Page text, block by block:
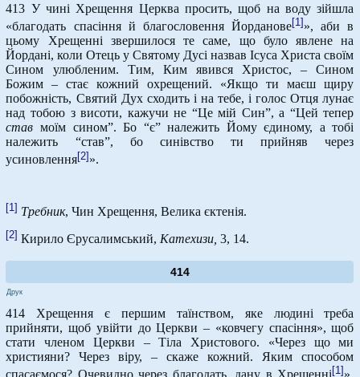
413 У чині Хрещення Церква просить, щоб на воду зійшла
«благодать спасіння й благословення Йорданове[1] », аби в
цьому Хрещенні звершилося те саме, що було явлене на
Йордані, коли Отець у Святому Дусі назвав Ісуса Христа своїм
Сином улюбленим. Тим, Ким явився Христос, – Сином
Божим – стає кожний охрещений. «Якщо ти маєш щиру
побожність, Святий Дух сходить і на тебе, і голос Отця лунає
над тобою з висоти, кажучи не “Це мій Син”, а “Цей тепер
став моїм сином”. Бо “є” належить Йому єдиному, а тобі
належить “став”, бо синівство ти прийняв через
усиновлення[2]».
[1] Требник, Чин Хрещення, Велика єктенія.
[2] Кирило Єрусалимський, Катехизи, 3, 14.
414
Друк
414 Хрещення є першим таїнством, яке людині треба
прийняти, щоб увійти до Церкви – «ковчегу спасіння», щоб
стати членом Церкви – Тіла Христового. «Через що ми
християни? Через віру, – скаже кожний. Яким способом
[1]